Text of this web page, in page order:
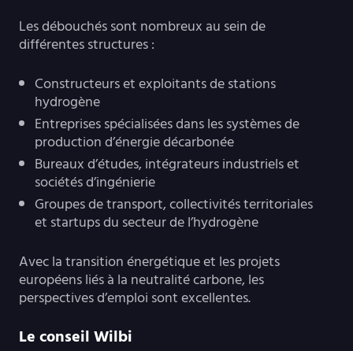
Les débouchés sont nombreux au sein de
différentes structures :
Constructeurs et exploitants de stations
hydrogène
Entreprises spécialisées dans les systèmes de
production d’énergie décarbonée
Bureaux d’études, intégrateurs industriels et
sociétés d’ingénierie
Groupes de transport, collectivités territoriales
et startups du secteur de l’hydrogène
Avec la transition énergétique et les projets
européens liés à la neutralité carbone, les
perspectives d’emploi sont excellentes.
Le conseil Wilbi